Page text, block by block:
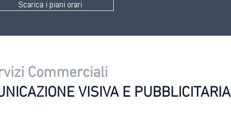
Scarica i piani orari
Commerciali
VISIVA E PUBBLICITARIA